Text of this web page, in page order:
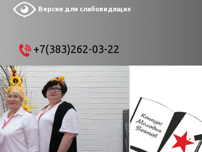
Версия для слабовидящих
+7(383)262-03-22